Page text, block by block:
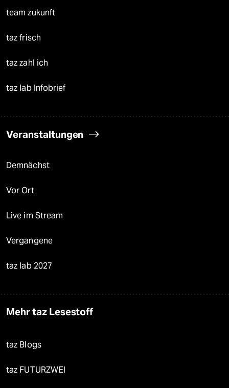
team zukunft
taz frisch
taz zahl ich
taz lab Infobrief
Veranstaltungen
Demnächst
Vor Ort
Live im Stream
Vergangene
taz lab 2027
Mehr taz Lesestoff
taz Blogs
taz FUTURZWEI